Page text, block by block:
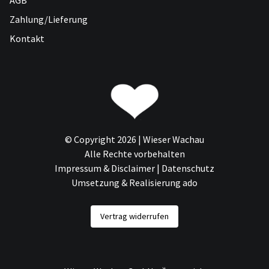
Zahlung/Lieferung
Kontakt
© Copyright 2026 | Wieser Wachau
Alle Rechte vorbehalten
Impressum & Disclaimer | Datenschutz
Umsetzung & Realisierung ado
Vertrag widerrufen